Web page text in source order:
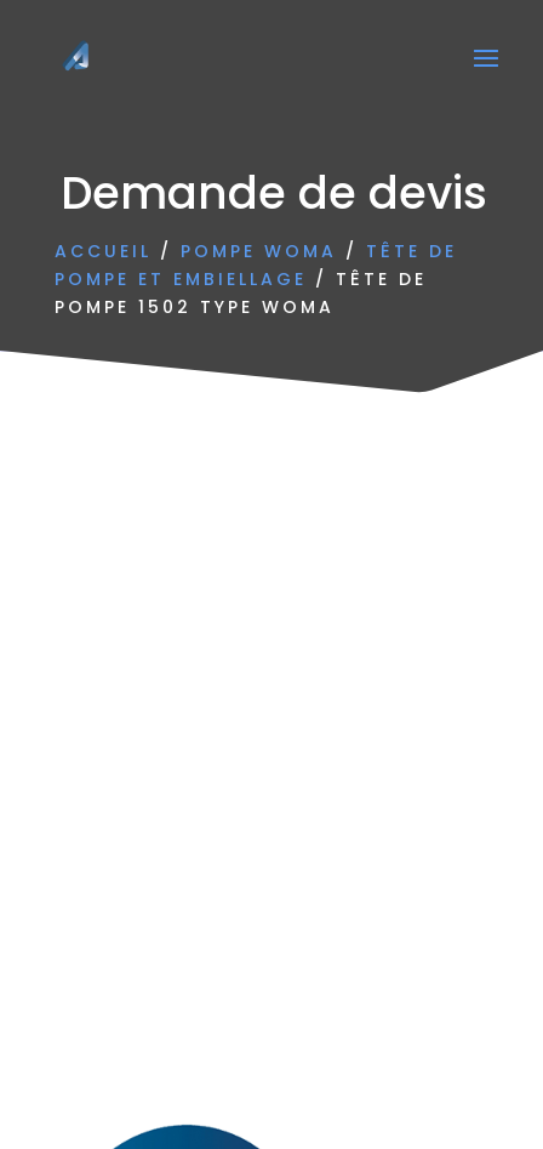
Demande de devis
ACCUEIL / POMPE WOMA / TÊTE DE
POMPE ET EMBIELLAGE / TÊTE DE
POMPE 1502 TYPE WOMA